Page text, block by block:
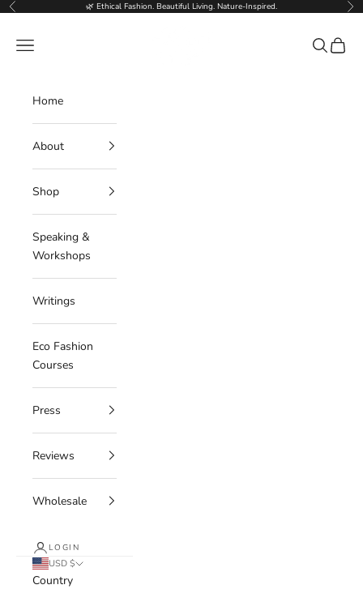
Skip to content
Previous 🌿 Ethical Fashion. Beautiful Living. Nature-Inspired.
Navigation menu Search
Cart
Home
About
Shop
Speaking &
Workshops
Writings
Eco Fashion
Courses
Press
Reviews
Wholesale
LOGIN
USD $
Country